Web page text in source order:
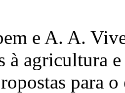
e A. A.
à agricultura
para